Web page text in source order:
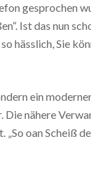
gesprochen
Ist das nun
hässlich, Sie
ein
Die nähere
oan Scheiß